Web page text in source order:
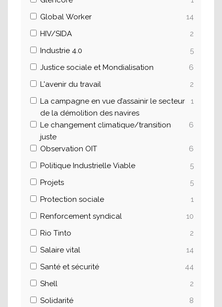
Global Worker
14
HIV/SIDA
2
Industrie 4.0
5
Justice sociale et Mondialisation
6
L'avenir du travail
2
La campagne en vue d’assainir le secteur
de la démolition des navires
1
Le changement climatique/transition
juste
6
Observation OIT
6
Politique Industrielle Viable
5
Projets
5
Protection sociale
1
Renforcement syndical
10
Rio Tinto
2
Salaire vital
14
Santé et sécurité
44
Shell
2
Solidarité
8